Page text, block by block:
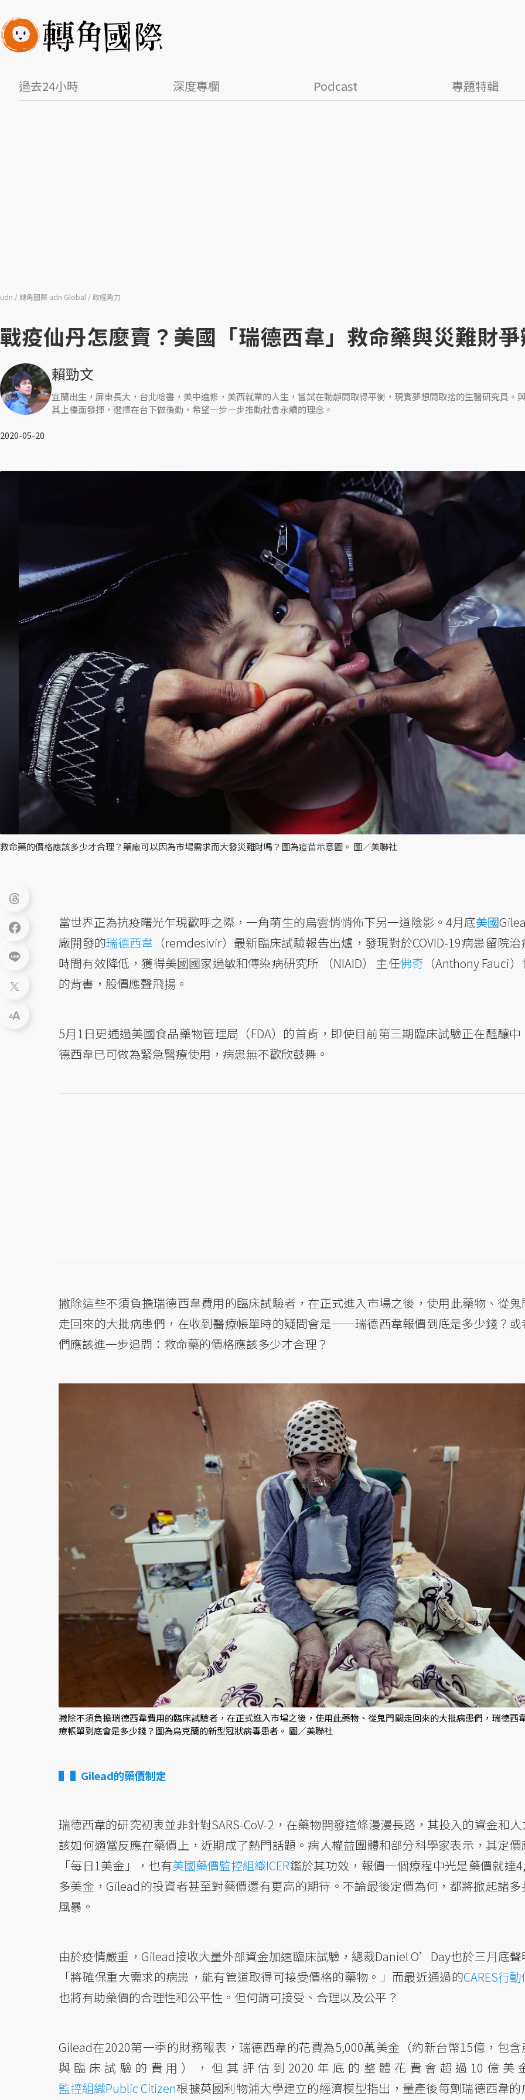
過去24小時 深度專欄 Podcast 專題特輯
udn 轉角國際 udn Global 政經角力
戰疫仙丹怎麼賣？美國「瑞德西韋」救命藥與災難財
賴勁文
宜蘭出生，屏東長大，台北唸書，美中進修，美西就業的人生，嘗試在動靜間取得平衡，現實夢想間取捨的生醫研究員。
其上檯面發揮，選擇在台下做後勤，希望一步一步推動社會永續的理念。
2020-05-20
救命藥的價格應該多少才合理？藥廠可以因為市場需求而大發災難財嗎？圖為疫苗示意圖。 圖／美聯社
當世界正為抗疫曙光乍現歡呼之際，一角萌生的烏雲悄悄佈下另一道陰影。4月底美國
廠開發的瑞德西韋 （remdesivir）最新臨床試驗報告出爐，發現對於COVID-19病患留院
時間有效降低，獲得美國國家過敏和傳染病研究所 （NIAID） 主任佛奇 （Anthony Fauci
的背書，股價應聲飛揚。
5月1日更通過美國食品藥物管理局（FDA）的首肯，即使目前第三期臨床試驗正在醞釀中
德西韋已可做為緊急醫療使用，病患無不歡欣鼓舞。
撇除這些不須負擔瑞德西韋費用的臨床試驗者，在正式進入市場之後，使用此藥物、從鬼
走回來的大批病患們，在收到醫療帳單時的疑問會是——瑞德西韋報價到底是多少錢？或
們應該進一步追問：救命藥的價格應該多少才合理？
撇除不須負擔瑞德西韋費用的臨床試驗者，在正式進入市場之後，使用此藥物、從鬼門關走回來的大批病患們，瑞德西
療帳單到底會是多少錢？圖為烏克蘭的新型冠狀病毒患者。 圖／美聯社
▌Gilead的藥價制定
瑞德西韋的研究初衷並非針對SARS-CoV-2，在藥物開發這條漫漫長路，其投入的資金和
該如何適當反應在藥價上，近期成了熱門話題。病人權益團體和部分科學家表示，其定價
「每日1美金」，也有美國藥價監控組織ICER鑑於其功效，報價一個療程中光是藥價就達
多美金，Gilead的投資者甚至對藥價還有更高的期待。不論最後定價為何，都將掀起諸多
風暴。
由於疫情嚴重，Gilead接收大量外部資金加速臨床試驗，總裁Daniel O’Day也於三月底聲
「將確保重大需求的病患，能有管道取得可接受價格的藥物。」而最近通過的CARES行
也將有助藥價的合理性和公平性。但何謂可接受、合理以及公平？
Gilead在2020第一季的財務報表，瑞德西韋的花費為5,000萬美金（約新台幣15億，包含
與臨床試驗的費用），但其評估到2020年底的整體花費會超過10億美
監控組織Public Citizen根據英國利物浦大學建立的經濟模型指出，量產後每劑瑞德西韋的